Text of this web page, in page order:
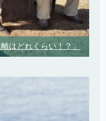
はどれくらい！？」